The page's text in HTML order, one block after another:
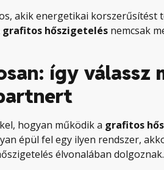
akik energetikai korszerűsítést
grafitos hőszigetelés nemcsak
így válassz
hogyan működik a grafitos
épül fel egy ilyen rendszer,
élvonalában dolgoznak.